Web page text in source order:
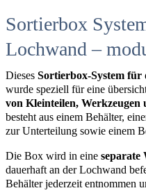
Sortierbox
Lochwand –
Dieses Sortierbox-System
wurde speziell für eine
von Kleinteilen, Werkzeugen
besteht aus einem Behälter,
zur Unterteilung sowie einem
Die Box wird in eine separate
dauerhaft an der Lochwand
Behälter jederzeit entnommen